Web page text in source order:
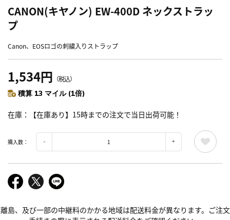
CANON(キヤノン) EW-400D ネックストラッ
プ
Canon、EOSロゴの刺繍入りストラップ
1,534円 （税込）
積算 13 マイル (1倍)
在庫 【在庫あり】15時までの注文で当日出荷可能！
購入数：
離島、及び一部の中継料のかかる地域は配送料金が異なります。ご注文